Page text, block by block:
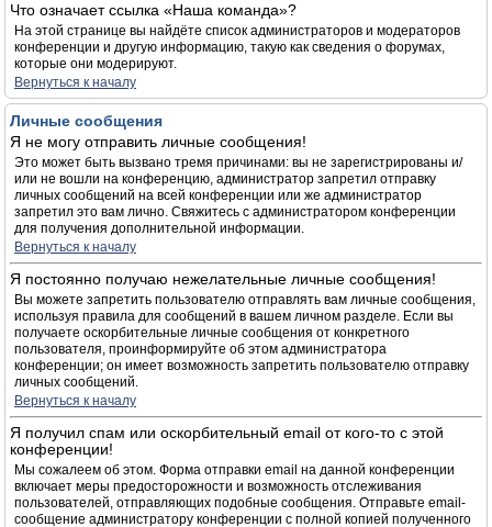
Что означает ссылка «Наша команда»?
На этой странице вы найдёте список администраторов и модераторов
конференции и другую информацию, такую как сведения о форумах,
которые они модерируют.
Вернуться к началу
Личные сообщения
Я не могу отправить личные сообщения!
Это может быть вызвано тремя причинами: вы не зарегистрированы и/
или не вошли на конференцию, администратор запретил отправку
личных сообщений на всей конференции или же администратор
запретил это вам лично. Свяжитесь с администратором конференции
для получения дополнительной информации.
Вернуться к началу
Я постоянно получаю нежелательные личные сообщения!
Вы можете запретить пользователю отправлять вам личные сообщения,
используя правила для сообщений в вашем личном разделе. Если вы
получаете оскорбительные личные сообщения от конкретного
пользователя, проинформируйте об этом администратора
конференции; он имеет возможность запретить пользователю отправку
личных сообщений.
Вернуться к началу
Я получил спам или оскорбительный email от кого-то с этой
конференции!
Мы сожалеем об этом. Форма отправки email на данной конференции
включает меры предосторожности и возможность отслеживания
пользователей, отправляющих подобные сообщения. Отправьте email-
сообщение администратору конференции с полной копией полученного